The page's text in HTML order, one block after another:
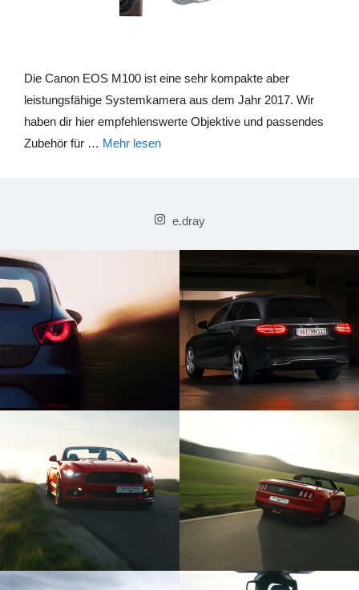
Die Canon EOS M100 ist eine sehr kompakte aber
leistungsfähige Systemkamera aus dem Jahr 2017. Wir
haben dir hier empfehlenswerte Objektive und passendes
Zubehör für … Mehr lesen
e.dray